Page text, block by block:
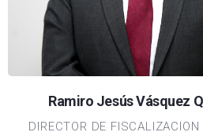
Ramiro Jesús Vásquez
DIRECTOR DE